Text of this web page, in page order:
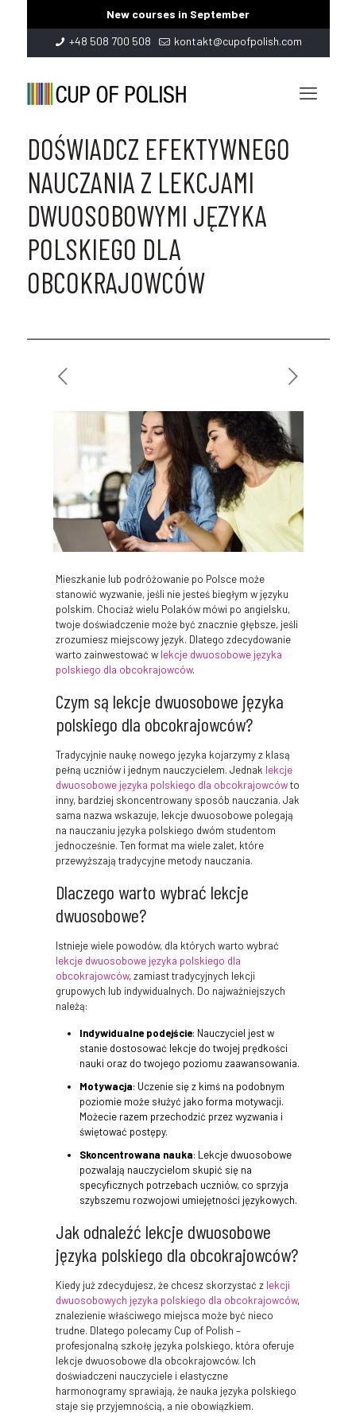
New courses in September
+48 508 700 508
kontakt@cupofpolish.com
DOŚWIADCZ EFEKTYWNEGO
NAUCZANIA Z LEKCJAMI
DWUOSOBOWYMI JĘZYKA
POLSKIEGO DLA
OBCOKRAJOWCÓW
Mieszkanie lub podróżowanie po Polsce może
stanowić wyzwanie, jeśli nie jesteś biegłym w języku
polskim. Chociaż wielu Polaków mówi po angielsku,
twoje doświadczenie może być znacznie głębsze, jeśli
zrozumiesz miejscowy język. Dlatego zdecydowanie
warto zainwestować w lekcje dwuosobowe języka
polskiego dla obcokrajowców.
Czym są lekcje dwuosobowe języka
polskiego dla obcokrajowców?
Tradycyjnie naukę nowego języka kojarzymy z klasą
pełną uczniów i jednym nauczycielem. Jednak lekcje
dwuosobowe języka polskiego dla obcokrajowcówto
inny, bardziej skoncentrowany sposób nauczania. Jak
sama nazwa wskazuje, lekcje dwuosobowe polegają
na nauczaniu języka polskiego dwóm studentom
jednocześnie. Ten format ma wiele zalet, które
przewyższają tradycyjne metody nauczania.
Dlaczego warto wybrać lekcje
dwuosobowe?
Istnieje wiele powodów, dla których warto wybrać
lekcje dwuosobowe języka polskiego dla
obcokrajowców, zamiast tradycyjnych lekcji
grupowych lub indywidualnych. Do najważniejszych
należą:
Indywidualne podejście: Nauczyciel jest w
stanie dostosować lekcje do twojej prędkości
nauki oraz do twojego poziomu zaawansowania.
Motywacja: Uczenie się z kimś na podobnym
poziomie może służyć jako forma motywacji.
Możecie razem przechodzić przez wyzwania i
świętować postępy.
Skoncentrowana nauka: Lekcje dwuosobowe
pozwalają nauczycielom skupić się na
specyficznych potrzebach uczniów, co sprzyja
szybszemu rozwojowi umiejętności językowych.
Jak odnaleźć lekcje dwuosobowe
języka polskiego dla obcokrajowców?
Kiedy już zdecydujesz, że chcesz skorzystać z lekcji
dwuosobowych języka polskiego dla obcokrajowców,
znalezienie właściwego miejsca może być nieco
trudne. Dlatego polecamy Cup of Polish –
profesjonalną szkołę języka polskiego, która oferuje
lekcje dwuosobowe dla obcokrajowców. Ich
doświadczeni nauczyciele i elastyczne
harmonogramy sprawiają, że nauka języka polskiego
staje się przyjemnością, a nie obowiązkiem.